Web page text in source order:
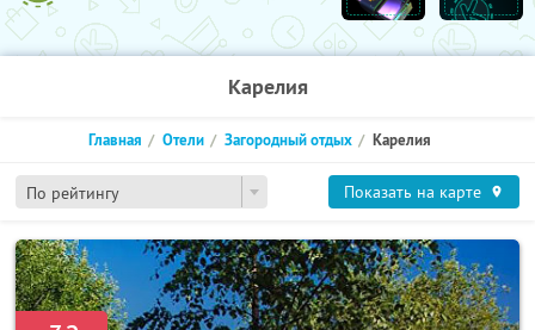
Карелия
По рейтингу
Главная Отели Загородный отдых Карелия
Показать на карте